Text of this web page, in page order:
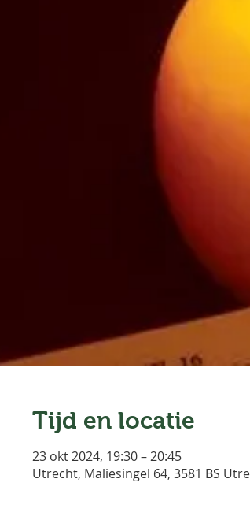
Tijd en locatie
23 okt 2024, 19:30 – 20:45
Utrecht, Maliesingel 64, 3581 BS